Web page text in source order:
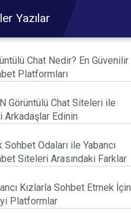
Yazılar
Chat Nedir? En Güvenilir
Platformları
Görüntülü Chat Siteleri ile
Arkadaşlar Edinin
Sohbet Odaları ile Yabancı
Siteleri Arasındaki Farklar
Kızlarla Sohbet Etmek İçin
Platformlar